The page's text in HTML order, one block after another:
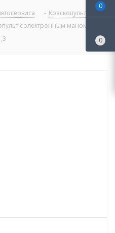
- Краскопульты
-
с электронным манометром
0
0